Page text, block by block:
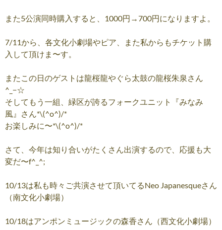
また5公演同時購入すると、1000円→700円になりますよ。
7/11から、各文化小劇場やピア、また私からもチケット購
入して頂けま〜す。
またこの日のゲストは龍桜龍やぐら太鼓の龍桜朱泉さん
^_−☆
そしてもう一組、緑区が誇るフォークユニット『みなみ
風』さん*\(^o^)/*
お楽しみに〜*\(^o^)/*
さて、今年は知り合いがたくさん出演するので、応援も大
変だ〜f^_^;
10/13は私も時々ご共演させて頂いてるNeo Japanesqueさん
（南文化小劇場）
10/18はアンポンミュージックの森香さん（西文化小劇場）